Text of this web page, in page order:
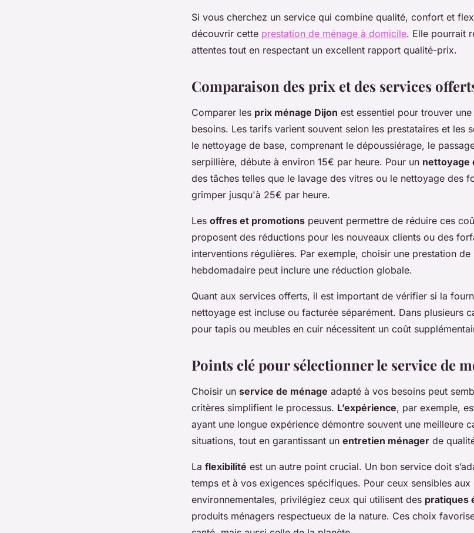
Si vous cherchez un service qui combine qualité, confort et
découvrir cette prestation de ménage à domicile. Elle pourrait
attentes tout en respectant un excellent rapport qualité-prix.
Comparaison des prix et des services
Comparer les prix ménage Dijon est essentiel pour trouver
besoins. Les tarifs varient souvent selon les prestataires et les
le nettoyage de base, comprenant le dépoussiérage, le
serpillière, débute à environ 15€ par heure. Pour un nettoyage
des tâches telles que le lavage des vitres ou le nettoyage des
grimper jusqu'à 25€ par heure.
Les offres et promotions peuvent permettre de réduire ces
proposent des réductions pour les nouveaux clients ou des
interventions régulières. Par exemple, choisir une prestation
hebdomadaire peut inclure une réduction globale.
Quant aux services offerts, il est important de vérifier si la
nettoyage est incluse ou facturée séparément. Dans plusieurs
pour tapis ou meubles en cuir nécessitent un coût
Points clé pour sélectionner le service de
Choisir un service de ménage adapté à vos besoins peut
critères simplifient le processus. L’expérience, par exemple,
ayant une longue expérience démontre souvent une meilleure
situations, tout en garantissant un entretien ménager de
La flexibilité est un autre point crucial. Un bon service doit
temps et à vos exigences spécifiques. Pour ceux sensibles
environnementales, privilégiez ceux qui utilisent des pratiques
produits ménagers respectueux de la nature. Ces choix